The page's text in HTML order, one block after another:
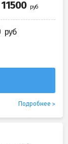
Подробнее